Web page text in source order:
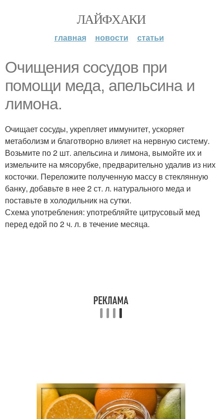
ЛАЙФХАКИ
главная новости статьи
Очищения сосудов при
помощи меда, апельсина и
лимона.
Очищает сосуды, укрепляет иммунитет, ускоряет
метаболизм и благотворно влияет на нервную систему.
Возьмите по 2 шт. апельсина и лимона, вымойте их и
измельчите на мясорубке, предварительно удалив из них
косточки. Переложите полученную массу в стеклянную
банку, добавьте в нее 2 ст. л. натурального меда и
поставьте в холодильник на сутки.
Схема употребления: употребляйте цитрусовый мед
перед едой по 2 ч. л. в течение месяца.